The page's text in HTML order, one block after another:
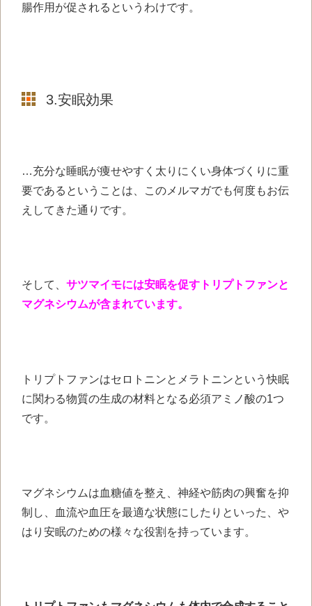
腸作用が促されるというわけです。
3.安眠効果
…充分な睡眠が痩せやすく太りにくい身体づくりに重
要であるということは、このメルマガでも何度もお伝
えしてきた通りです。
そして、 サツマイモには安眠を促すトリプトファンと
マグネシウムが含まれています。
トリプトファンはセロトニンとメラトニンという快眠
に関わる物質の生成の材料となる必須アミノ酸の1つ
です。
マグネシウムは血糖値を整え、神経や筋肉の興奮を抑
制し、血流や血圧を最適な状態にしたりといった、や
はり安眠のための様々な役割を持っています。